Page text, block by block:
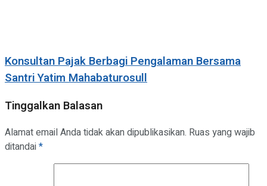
Konsultan Pajak Berbagi Pengalaman Bersama
Santri Yatim Mahabaturosull
Tinggalkan Balasan
Alamat email Anda tidak akan dipublikasikan. Ruas yang wajib
ditandai*